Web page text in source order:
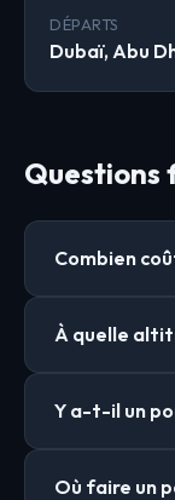
DÉPARTS
Dubaï, Abu
Questions
Combien
À quelle
Y a-t-il un
Où faire un